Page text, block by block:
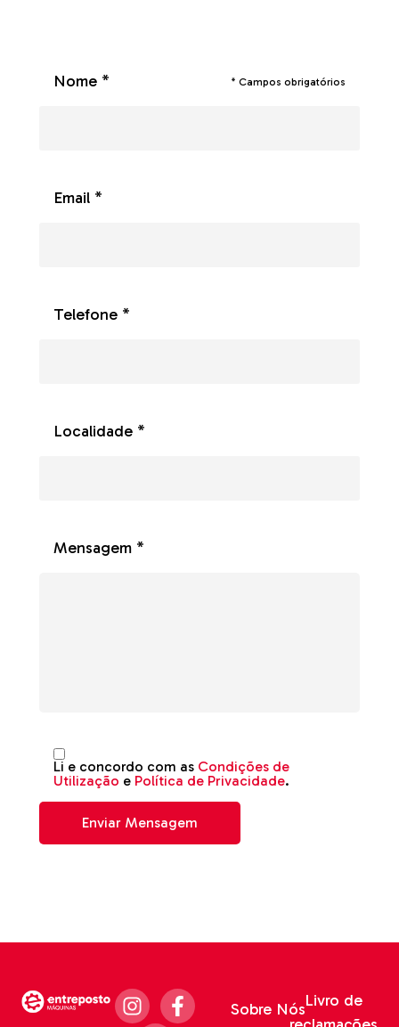
Nome * * Campos obrigatórios
Email *
Telefone *
Localidade *
Mensagem *
Li e concordo com as Condições de
Utilização e Política de Privacidade.
Sobre NósLivro de